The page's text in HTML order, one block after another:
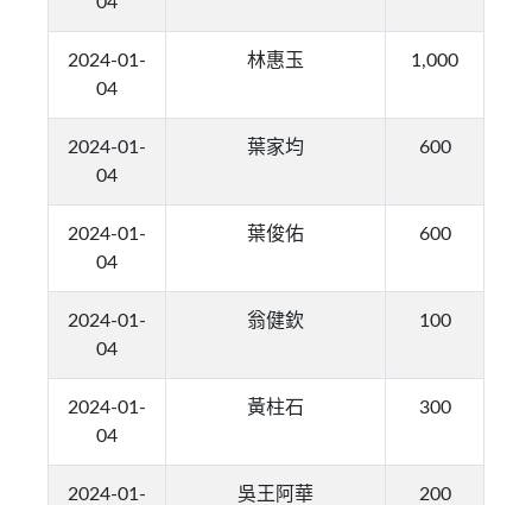
2024-01-
04
林惠玉 1,000
2024-01-
04
葉家均 600
2024-01-
04
葉俊佑 600
2024-01-
04
翁健欽 100
2024-01-
04
黃柱石 300
2024-01-
吳王阿華 200